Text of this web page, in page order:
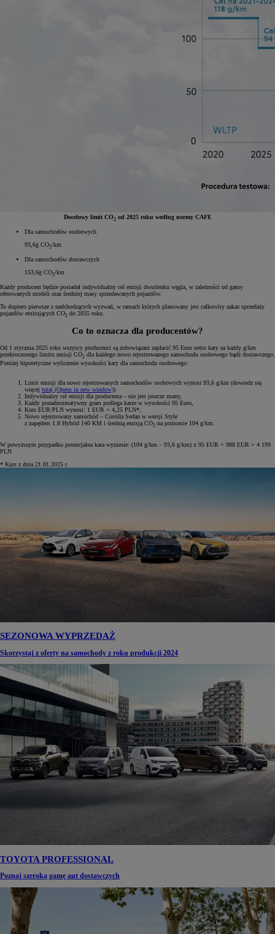
Docelowy limit CO2od 2025 roku według normy CAFE
Dla samochodów osobowych
93 ,6g CO2/km
Dla samochodów dostawczych
153 ,6g CO2/km
Każdy producent będzie posiadał indywidualny cel emisji dwutlenku węgla, w zależności od gamy
oferowanych modeli oraz średniej masy sprzedawanych pojazdów.
To dopiero pierwsze z nadchodzących wyzwań, w ramach których planowany jest całkowity zakaz sprzedaży
pojazdów emitujących CO2 do 2035 roku.
Co to oznacza dla producentów?
Od 1 stycznia 2025 roku wszyscy producenci są zobowiązani zapłacić 95 Euro netto kary za każdy g/km
przekroczonego limitu emisji CO2 dla każdego nowo rejestrowanego samochodu osobowego bądź dostawczego.
Poniżej hipotetyczne wyliczenie wysokości kary dla samochodu osobowego:
Limit emisji dla nowo rejestrowanych samochodów osobowych wynosi 93,6 g/km (dowiedz się
więcej tutaj (Opens in new window))
Indywidualny cel emisji dla producenta – nie jest jeszcze znany,
Każdy ponadnormatywny gram podlega karze w wysokości 95 Euro,
Kurs EUR/PLN wynosi: 1 EUR = 4,25 PLN*,
Nowo rejestrowany samochód – Corolla Sedan w wersji Style
z napędem 1.8 Hybrid 140 KM i średnią emisją CO2 na poziomie 104 g/km.
W powyższym przypadku potencjalna kara wyniesie: (104 g/km – 93,6 g/km) x 95 EUR = 988 EUR = 4 199
PLN
* Kurs z dnia 21.01.2025 r.
SEZONOWA WYPRZEDAŻ
Skorzystaj z oferty na samochody z roku produkcji 2024
TOYOTA PROFESSIONAL
Poznaj szeroką gamę aut dostawczych